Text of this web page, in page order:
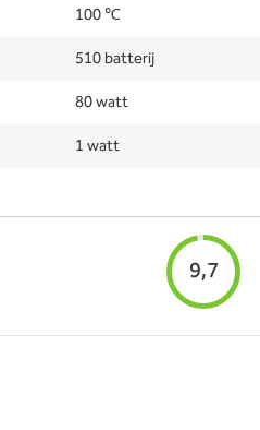
100 ℃
510 batterij
80 watt
1 watt
9,7